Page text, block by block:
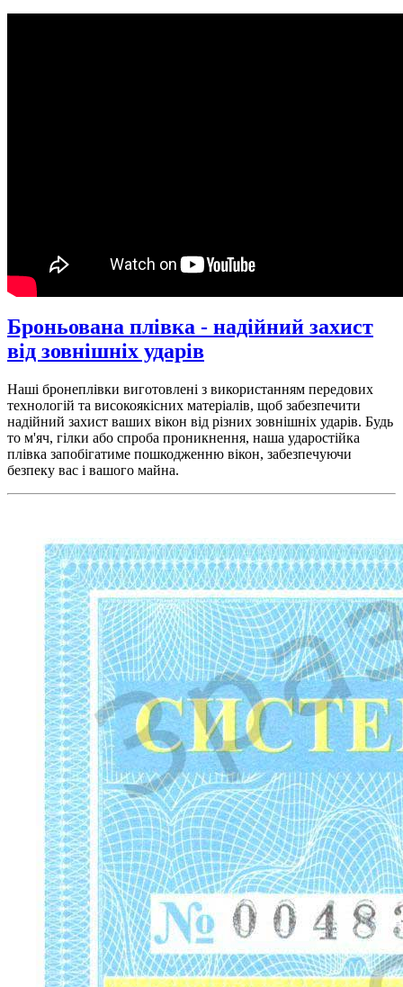
Броньована плівка - надійний захист
від зовнішніх ударів
Наші бронеплівки виготовлені з використанням передових
технологій та високоякісних матеріалів, щоб забезпечити
надійний захист ваших вікон від різних зовнішніх ударів. Будь
то м'яч, гілки або спроба проникнення, наша ударостійка
плівка запобігатиме пошкодженню вікон, забезпечуючи
безпеку вас і вашого майна.